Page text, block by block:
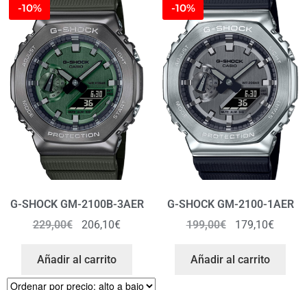
-10%
G-SHOCK GM-2100B-3AER
229,00€ 206,10€
Añadir al carrito
-10%
G-SHOCK GM-2100-1AER
199,00€ 179,10€
Añadir al carrito